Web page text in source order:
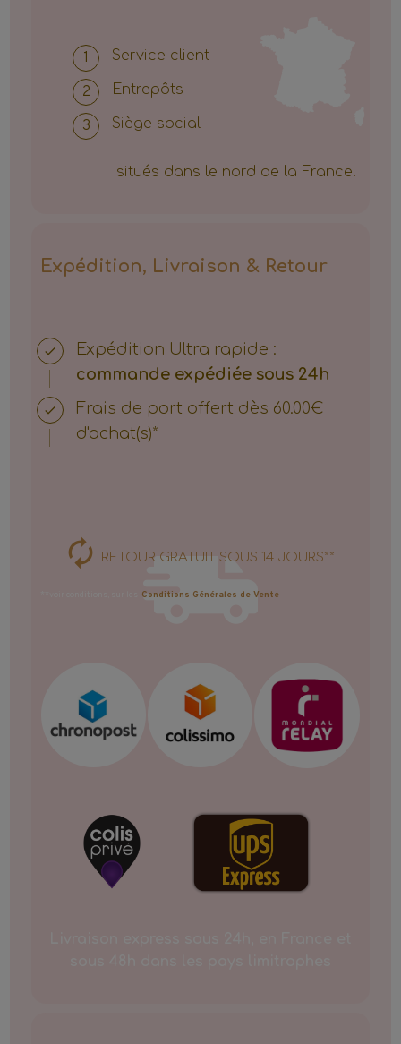
Service client
Entrepôts
Siège social
situés dans le nord de la France.
Expédition, Livraison & Retour
Expédition Ultra rapide :
commande expédiée sous 24h
Frais de port offert dès 60.00€
d'achat(s)*
RETOUR GRATUIT SOUS 14 JOURS**
Conditions Générales de Vente